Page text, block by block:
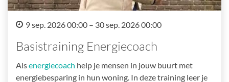
9 sep. 2026 00:00 – 30 sep. 2026 00:00
Basistraining Energiecoach
Alsenergiecoach help je mensen in jouw buurt met
energiebesparing in hun woning. In deze training leer je